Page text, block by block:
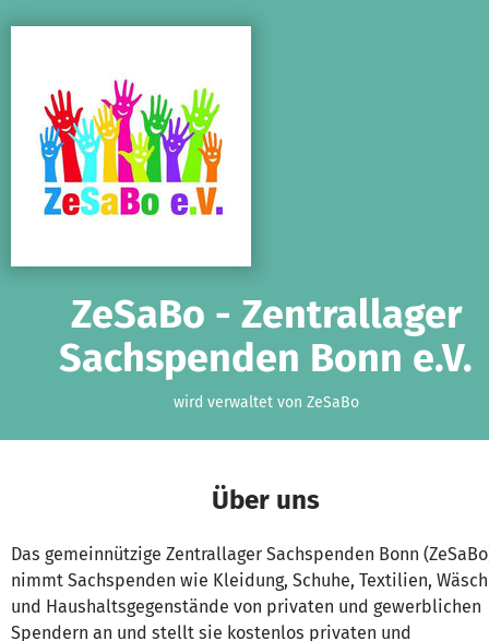
ZeSaBo - Zentrallager
Sachspenden Bonn e.V.
wird verwaltet von ZeSaBo
Über uns
Das gemeinnützige Zentrallager Sachspenden Bonn
nimmt Sachspenden wie Kleidung, Schuhe, Textilien,
und Haushaltsgegenstände von privaten und gewerblichen
Spendern an und stellt sie kostenlos privaten und